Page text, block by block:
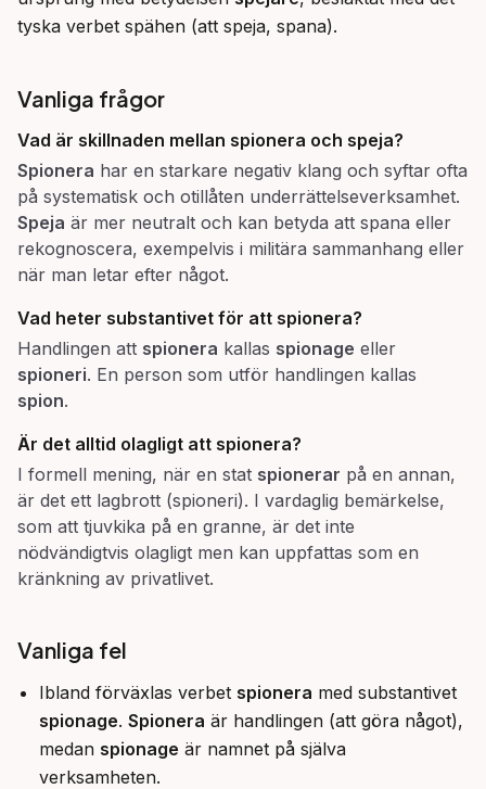
tyska verbet spähen (att speja, spana).
Vanliga frågor
Vad är skillnaden mellan spionera och speja?
Spionera har en starkare negativ klang och syftar ofta
på systematisk och otillåten underrättelseverksamhet.
Speja är mer neutralt och kan betyda att spana eller
rekognoscera, exempelvis i militära sammanhang eller
när man letar efter något.
Vad heter substantivet för att spionera?
Handlingen att spionera kallas spionage eller
spioneri. En person som utför handlingen kallas
spion.
Är det alltid olagligt att spionera?
I formell mening, när en stat spionerar på en annan,
är det ett lagbrott (spioneri). I vardaglig bemärkelse,
som att tjuvkika på en granne, är det inte
nödvändigtvis olagligt men kan uppfattas som en
kränkning av privatlivet.
Vanliga fel
Ibland förväxlas verbet spionera med substantivet
spionage. Spionera är handlingen (att göra något),
medan spionage är namnet på själva
verksamheten.